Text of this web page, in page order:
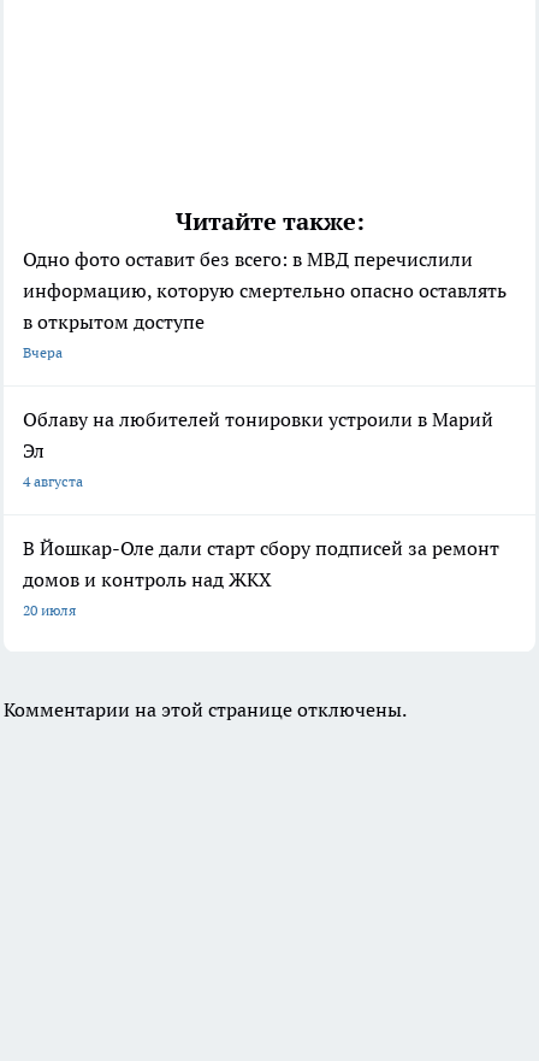
Читайте также:
Одно фото оставит без всего: в МВД перечислили
информацию, которую смертельно опасно оставлять
в открытом доступе
Вчера
Облаву на любителей тонировки устроили в Марий
Эл
4 августа
В Йошкар-Оле дали старт сбору подписей за ремонт
домов и контроль над ЖКХ
20 июля
Комментарии на этой странице отключены.